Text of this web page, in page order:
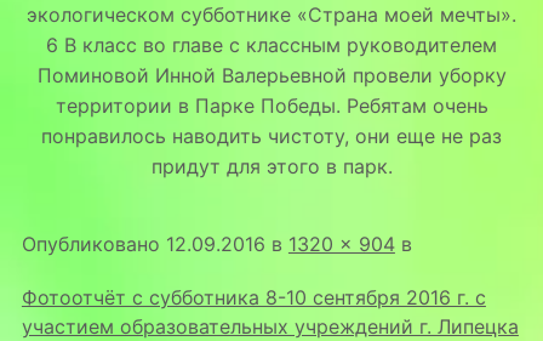
экологическом субботнике «Страна моей мечты».
6 В класс во главе с классным руководителем
Поминовой Инной Валерьевной провели уборку
территории в Парке Победы. Ребятам очень
понравилось наводить чистоту, они еще не раз
придут для этого в парк.
Опубликовано 12.09.2016 в 1320 × 904в
Фотоотчёт с субботника 8-10 сентября 2016 г. с
участием образовательных учреждений г. Липецка